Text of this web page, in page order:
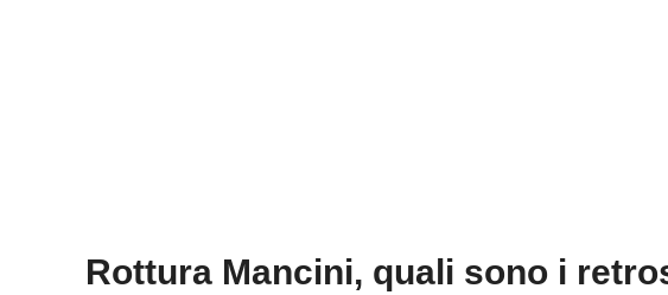
Rottura Mancini, quali sono i